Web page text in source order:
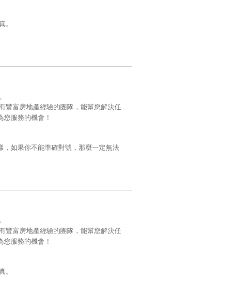
。
豐富房地產經驗的團隊，能幫您解決任
服務的機會！
如果你不能準確對號，那麼一定無法
豐富房地產經驗的團隊，能幫您解決任
服務的機會！
。